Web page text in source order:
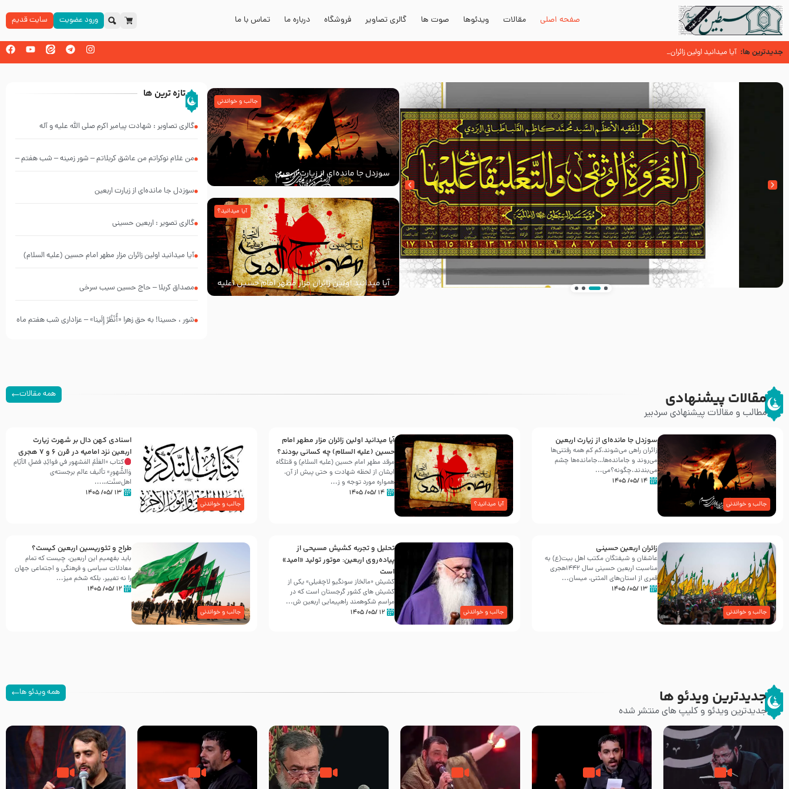
صفحه اصلی مقالات ویدئوها صوت ها گالری تصاویر فروشگاه درباره ما تماس با ما ورود عضویت سایت قدیم
جدیدترین ها: آیا میدانید اولین زائران مزار مطهر امام حسین (علیه السلام) چه کسانی ب
اسنادی کهن دال بر شهرت زیارت اربعین نزد امامیه در قرن ۶ و ۷ هجری
زائران اربعین حسینی
سوزدل جا مانده‌ای از زیارت اربعین
جالب و خواندنی
آیا میدانید اولین زائران مزار مطهر امام حسین (علیه
السلام) چه کسانی بودند؟
آیا میدانید؟
تازه ترین ها
گالری تصاویر : شهادت پیامبر اکرم صلی الله علیه و آله
من غلام نوکراتم من عاشق کربلاتم – شور زمینه – شب هفتم –
سوزدل جا مانده‌ای از زیارت اربعین
گالری تصویر : اربعین حسینی
آیا میدانید اولین زائران مزار مطهر امام حسین (علیه السلام)
مصداق کربلا – حاج حسین سیب سرخی
شور ، حسینا! به‌ حق زهرا «أُنْظُرْ إِلَینا» – عزاداری شب هفتم ماه
مقالات پیشنهادی
مطالب و مقالات پیشنهادی سردبیر
همه مقالات
جالب و خواندنی
سوزدل جا مانده‌ای از زیارت اربعین
زائران راهی می‌شوند،کم‌ کم همه رفتنی‌ها
می‌روند و جامانده‌ها…جامانده‌ها چشم
می‌بندند.چگونه؟می‌...
۱۴ /۰۵/ ۱۴۰۵
آیا میدانید؟
آیا میدانید اولین زائران مزار مطهر امام
حسین (علیه السلام) چه کسانی بودند؟
مرقد مطهر امام حسین (علیه السلام) و قتلگاه
ایشان از لحظه شهادت و حتی پیش از آن،
همواره مورد توجه و ز...
۱۴ /۰۵/ ۱۴۰۵
جالب و خواندنی
اسنادی کهن دال بر شهرت زیارت
اربعین نزد امامیه در قرن ۶ و ۷ هجری
کتاب «العَلَمُ المَشهور في فَوائِدِ فَضلِ الأيّامِ
وَالشُّهورِ» تألیف عالم برجسته‌ی
اهل‌سنّت…...
۱۳ /۰۵/ ۱۴۰۵
جالب و خواندنی
زائران اربعین حسینی
عاشقان و شیفتگان مکتب اهل بیت(ع) به
مناسبت اربعین حسینی سال ۱۴۴۲هجری
قمری از استان‌های المثنی، میسان...
۱۳ /۰۵/ ۱۴۰۵
جالب و خواندنی
تحلیل و تجربه کشیش مسیحی از
پیاده‌روی اربعین: موتور تولید «امید»
است
کشیش «مالخاز سونگیو لاچفیلی» یکی از
کشیش های کشور گرجستان است که در
مراسم شکوهمند راهپیمایی اربعین ش...
۱۲ /۰۵/ ۱۴۰۵ جالب و خواندنی
طراح و تئوریسین اربعین کیست؟
باید بفهمیم این اربعین، چیست که تمام
معادلات سیاسی و فرهنگی و اجتماعی جهان
را نه تغییر، بلکه شخم میز...
۱۲ /۰۵/ ۱۴۰۵
جدیدترین ویدئو ها
جدیدترین ویدئو و کلیپ های منتشر شده
همه ویدئو ها